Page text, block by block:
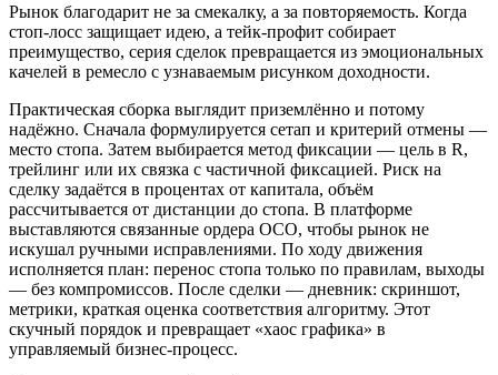
Рынок благодарит не за смекалку, а за повторяемость. Когда
стоп‑лосс защищает идею, а тейк‑профит собирает
преимущество, серия сделок превращается из эмоциональных
качелей в ремесло с узнаваемым рисунком доходности.
Практическая сборка выглядит приземлённо и потому
надёжно. Сначала формулируется сетап и критерий отмены —
место стопа. Затем выбирается метод фиксации — цель в R,
трейлинг или их связка с частичной фиксацией. Риск на
сделку задаётся в процентах от капитала, объём
рассчитывается от дистанции до стопа. В платформе
выставляются связанные ордера OCO, чтобы рынок не
искушал ручными исправлениями. По ходу движения
исполняется план: перенос стопа только по правилам, выходы
— без компромиссов. После сделки — дневник: скриншот,
метрики, краткая оценка соответствия алгоритму. Этот
скучный порядок и превращает «хаос графика» в
управляемый бизнес‑процесс.